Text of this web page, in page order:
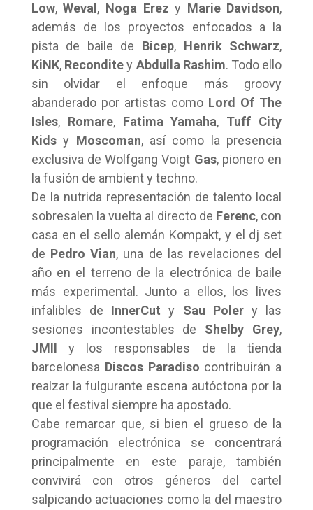
Low,Weval , Noga Erez y Marie Davidson,
además de los proyectos enfocados a la
pista de baile de Bicep, Henrik Schwarz,
KiNK, Reconditey Abdulla Rashim. Todo ello
sin olvidar el enfoque más groovy
abanderado por artistas como Lord Of The
Isles, Romare, Fatima Yamaha, Tuff City
Kidsy Moscoman, así como la presencia
exclusiva de Wolfgang Voigt Gas, pionero en
la fusión de ambient y techno.
De la nutrida representación de talento local
sobresalen la vuelta al directo de Ferenc, con
casa en el sello alemán Kompakt, y el dj set
de Pedro Vian, una de las revelaciones del
año en el terreno de la electrónica de baile
más experimental. Junto a ellos, los lives
infalibles de InnerCut y Sau Polery las
sesiones incontestables de Shelby Grey,
JMII y los responsables de la tienda
barcelonesa Discos Paradiso contribuirán a
realzar la fulgurante escena autóctona por la
que el festival siempre ha apostado.
Cabe remarcar que, si bien el grueso de la
programación electrónica se concentrará
principalmente en este paraje, también
convivirá con otros géneros del cartel
salpicando actuaciones como la del maestro